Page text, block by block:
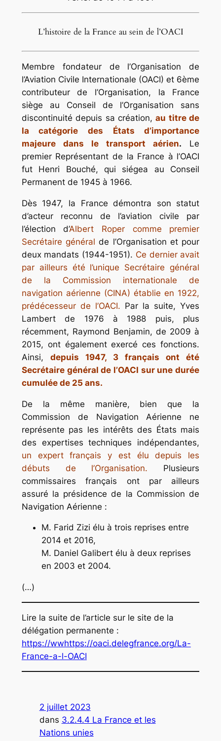
L’histoire de la France au sein de l’OACI
Membre fondateur de l’Organisation de
l’Aviation Civile Internationale (OACI) et 6ème
contributeur de l’Organisation, la France
siège au Conseil de l’Organisation sans
discontinuité depuis sa création,au titre de
la catégorie des États d’importance
majeure dans le transport aérien. Le
premier Représentant de la France à l’OACI
fut Henri Bouché, qui siégea au Conseil
Permanent de 1945 à 1966.
Dès 1947, la France démontra son statut
d’acteur reconnu de l’aviation civile par
l’élection d’Albert Roper comme premier
Secrétaire général de l’Organisation et pour
deux mandats (1944-1951). Ce dernier avait
par ailleurs été l’unique Secrétaire général
de la Commission internationale de
navigation aérienne (CINA) établie en 1922,
prédécesseur de l’OACI. Par la suite, Yves
Lambert de 1976 à 1988 puis, plus
récemment, Raymond Benjamin, de 2009 à
2015, ont également exercé ces fonctions.
Ainsi, depuis 1947, 3 français ont été
Secrétaire général de l’OACI sur une durée
cumulée de 25 ans.
De la même manière, bien que la
Commission de Navigation Aérienne ne
représente pas les intérêts des États mais
des expertises techniques indépendantes,
un expert français y est élu depuis les
débuts de l’Organisation. Plusieurs
commissaires français ont par ailleurs
assuré la présidence de la Commission de
Navigation Aérienne :
M. Farid Zizi élu à trois reprises entre
2014 et 2016,
M. Daniel Galibert élu à deux reprises
en 2003 et 2004.
(…)
Lire la suite de l’article sur le site de la
délégation permanente :
https://wwhttps://oaci.delegfrance.org/La-
France-a-l-OACI
2 juillet 2023
dans 3.2.4.4 La France et les
Nations unies